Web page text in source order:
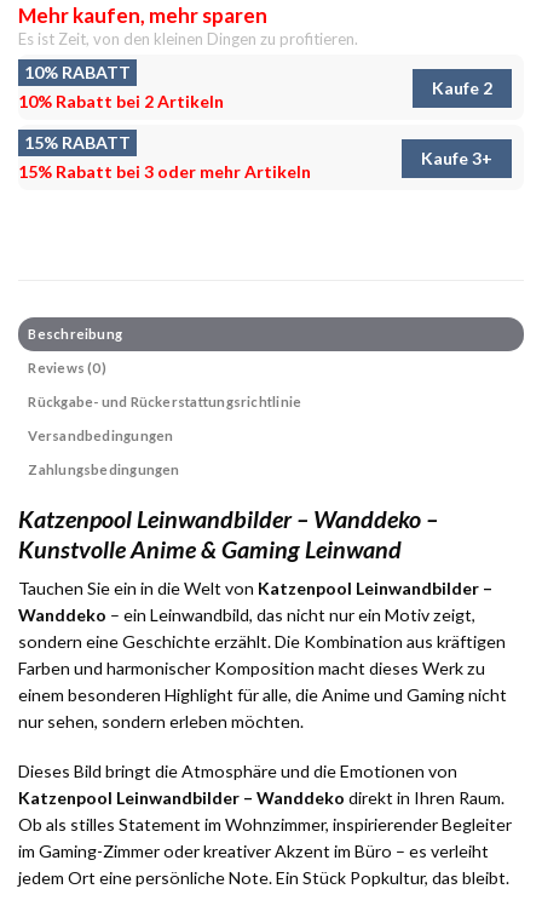
Mehr kaufen, mehr sparen
Es ist Zeit, von den kleinen Dingen zu profitieren.
10% RABATT
10% Rabatt bei 2 Artikeln
Kaufe 2
15% RABATT
15% Rabatt bei 3 oder mehr Artikeln
Kaufe 3+
Beschreibung
Reviews (0)
Rückgabe- und Rückerstattungsrichtlinie
Versandbedingungen
Zahlungsbedingungen
Katzenpool Leinwandbilder – Wanddeko –
Kunstvolle Anime & Gaming Leinwand
Tauchen Sie ein in die Welt von Katzenpool Leinwandbilder –
Wanddeko – ein Leinwandbild, das nicht nur ein Motiv zeigt,
sondern eine Geschichte erzählt. Die Kombination aus kräftigen
Farben und harmonischer Komposition macht dieses Werk zu
einem besonderen Highlight für alle, die Anime und Gaming nicht
nur sehen, sondern erleben möchten.
Dieses Bild bringt die Atmosphäre und die Emotionen von
Katzenpool Leinwandbilder – Wanddeko direkt in Ihren Raum.
Ob als stilles Statement im Wohnzimmer, inspirierender Begleiter
im Gaming-Zimmer oder kreativer Akzent im Büro – es verleiht
jedem Ort eine persönliche Note. Ein Stück Popkultur, das bleibt.